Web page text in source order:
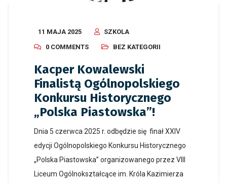
11 MAJA 2025
SZKOLA
0 COMMENTS
BEZ KATEGORII
Kacper Kowalewski
Finalistą Ogólnopolskiego
Konkursu Historycznego
„Polska Piastowska”!
Dnia 5 czerwca 2025 r. odbędzie się finał XXIV
edycji Ogólnopolskiego Konkursu Historycznego
„Polska Piastowska” organizowanego przez VIII
Liceum Ogólnokształcące im. Króla Kazimierza